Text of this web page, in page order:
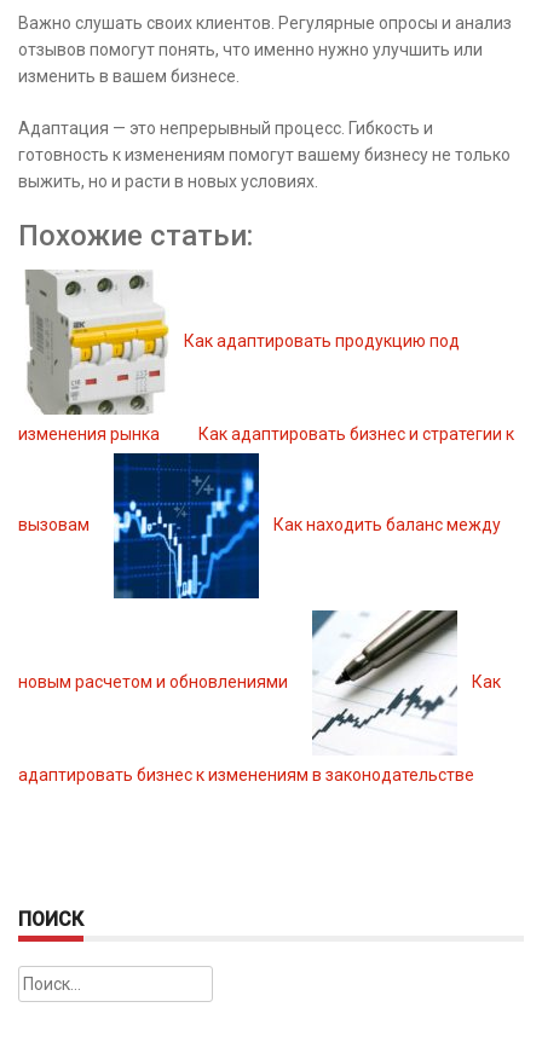
Важно слушать своих клиентов. Регулярные опросы и анализ
отзывов помогут понять, что именно нужно улучшить или
изменить в вашем бизнесе.
Адаптация — это непрерывный процесс. Гибкость и
готовность к изменениям помогут вашему бизнесу не только
выжить, но и расти в новых условиях.
Похожие статьи:
Как адаптировать продукцию под
изменения рынка Как адаптировать бизнес и стратегии к
вызовам Как находить баланс между
новым расчетом и обновлениями Как
адаптировать бизнес к изменениям в законодательстве
ПОИСК
Найти: